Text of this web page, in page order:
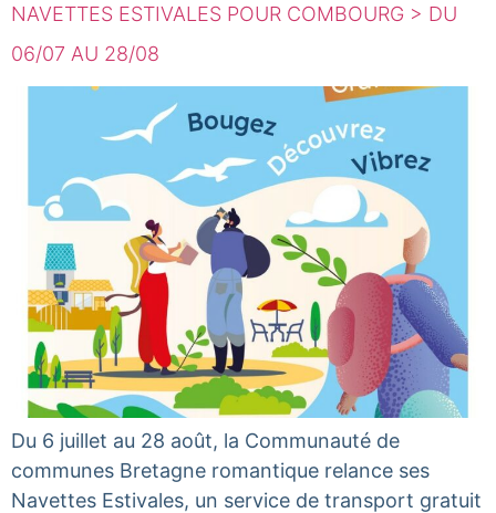
NAVETTES ESTIVALES POUR COMBOURG > DU
06/07 AU 28/08
Du 6 juillet au 28 août, la Communauté de
communes Bretagne romantique relance ses
Navettes Estivales, un service de transport gratuit